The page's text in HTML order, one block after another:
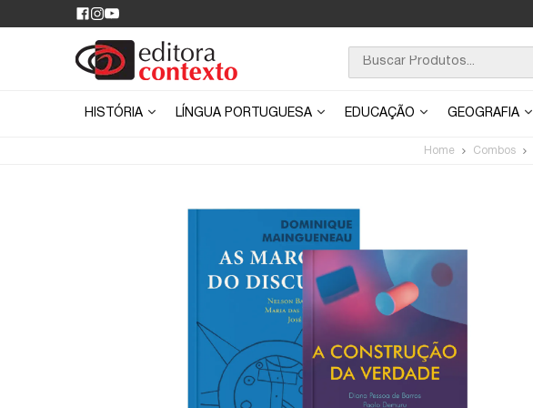
HISTÓRIA LÍNGUA PORTUGUESA EDUCAÇÃO GEOGRAFIA
Home Combos